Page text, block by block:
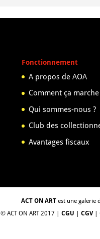
Fonctionnement
A propos de AOA
Comment ça marche
Qui sommes-nous ?
Club des
Avantages fiscaux
ACT ON ART est une galerie
© ACT ON ART 2017 | CGU CGV|